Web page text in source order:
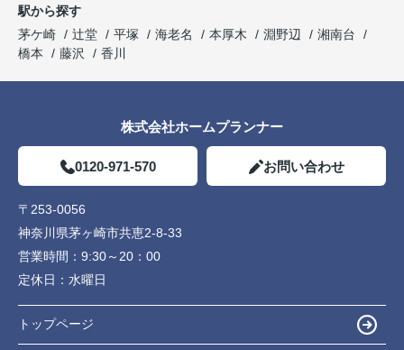
駅から探す
茅ケ崎
辻堂 平塚 海老名 本厚木 淵野辺
湘南台
橋本
藤沢 香川
株式会社ホームプランナー
0120-971-570 お問い合わせ
〒253-0056
神奈川県茅ヶ崎市共恵2-8-33
営業時間： 9:30～20：00
定休日： 水曜日
トップページ